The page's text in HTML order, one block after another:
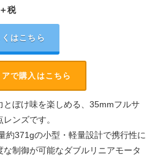
税
はこちら
で購入はこちら
ぼけ味を楽しめる、35mmフルサ
ンズです。
約371gの小型・軽量設計で携行性に
な制御が可能なダブルリニアモータ